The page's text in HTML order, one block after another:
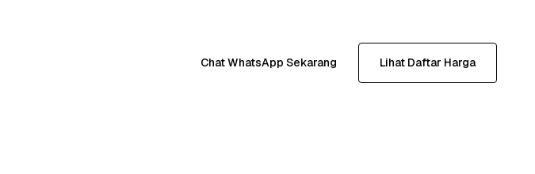
Chat WhatsApp Sekarang Lihat Daftar Harga